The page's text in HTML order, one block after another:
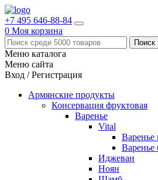
+7 495 646-88-84
0 Моя корзина
Меню каталога
Меню сайта
Вход / Регистрация
Армянские продукты
Консервация фруктовая
Варенье
Vital
Варенье
Варенье
Иджеван
Ноян